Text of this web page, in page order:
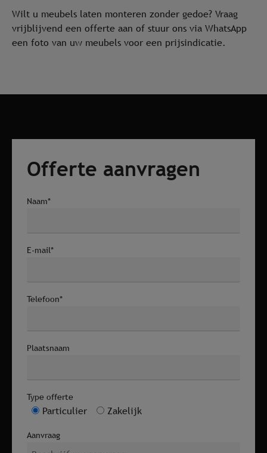
Wilt u meubels laten monteren zonder gedoe? Vraag
vrijblijvend een offerte aan of stuur ons via WhatsApp
een foto van uw meubels voor een prijsindicatie.
Offerte aanvragen
Naam*
E-mail*
Telefoon*
Plaatsnaam
Type offerte
Particulier Zakelijk
Aanvraag